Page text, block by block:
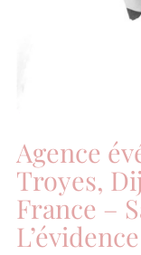
Agence
Troyes,
France –
L’évidence